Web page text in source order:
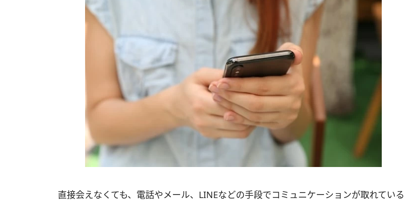
直接会えなくても、電話やメール、LINEなどの手段でコミュニケーションが取れている